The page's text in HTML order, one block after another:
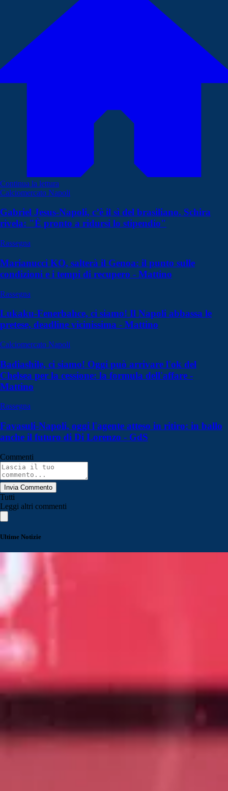
Continua la lettura
Calciomercato Napoli
Gabriel Jesus-Napoli, c’è il sì del brasiliano. Schira
rivela: "È pronto a ridursi lo stipendio"
Rassegna
Marianucci KO, salterà il Genoa: il punto sulle
condizioni e i tempi di recupero - Mattino
Rassegna
Lukaku-Fenerbahce, ci siamo! Il Napoli abbassa le
pretese, deadline vicinissima - Mattino
Calciomercato Napoli
Badiashile, ci siamo! Oggi può arrivare l'ok del
Chelsea per la cessione: la formula dell'affare -
Mattino
Rassegna
Favasuli-Napoli, oggi l'agente atteso in ritiro: in ballo
anche il futuro di Di Lorenzo - GdS
Commenti
Invia Commento
Tutti
Leggi altri commenti
Ultime Notizie